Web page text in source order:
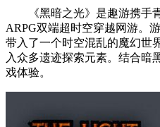
《黑暗之光》是趣游携手
ARPG双端超时空穿越网游。
带入了一个时空混乱的魔幻世
入众多遗迹探索元素。结合暗
戏体验。